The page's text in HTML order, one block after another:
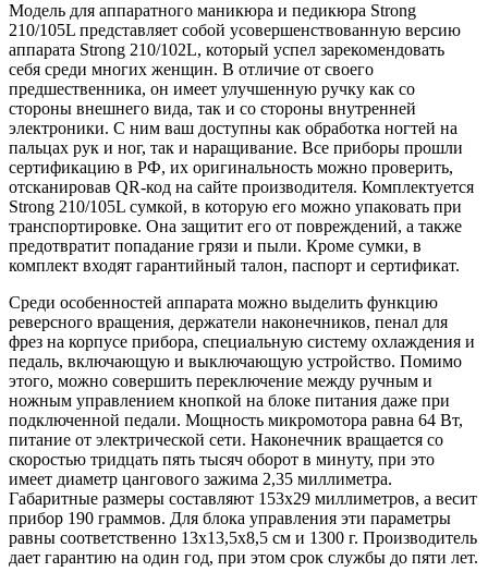
Модель для аппаратного маникюра и педикюра Strong
210/105L представляет собой усовершенствованную версию
аппарата Strong 210/102L, который успел зарекомендовать
себя среди многих женщин. В отличие от своего
предшественника, он имеет улучшенную ручку как со
стороны внешнего вида, так и со стороны внутренней
электроники. С ним ваш доступны как обработка ногтей на
пальцах рук и ног, так и наращивание. Все приборы прошли
сертификацию в РФ, их оригинальность можно проверить,
отсканировав QR-код на сайте производителя. Комплектуется
Strong 210/105L сумкой, в которую его можно упаковать при
транспортировке. Она защитит его от повреждений, а также
предотвратит попадание грязи и пыли. Кроме сумки, в
комплект входят гарантийный талон, паспорт и сертификат.
Среди особенностей аппарата можно выделить функцию
реверсного вращения, держатели наконечников, пенал для
фрез на корпусе прибора, специальную систему охлаждения и
педаль, включающую и выключающую устройство. Помимо
этого, можно совершить переключение между ручным и
ножным управлением кнопкой на блоке питания даже при
подключенной педали. Мощность микромотора равна 64 Вт,
питание от электрической сети. Наконечник вращается со
скоростью тридцать пять тысяч оборот в минуту, при это
имеет диаметр цангового зажима 2,35 миллиметра.
Габаритные размеры составляют 153х29 миллиметров, а весит
прибор 190 граммов. Для блока управления эти параметры
равны соответственно 13х13,5х8,5 см и 1300 г. Производитель
дает гарантию на один год, при этом срок службы до пяти лет.